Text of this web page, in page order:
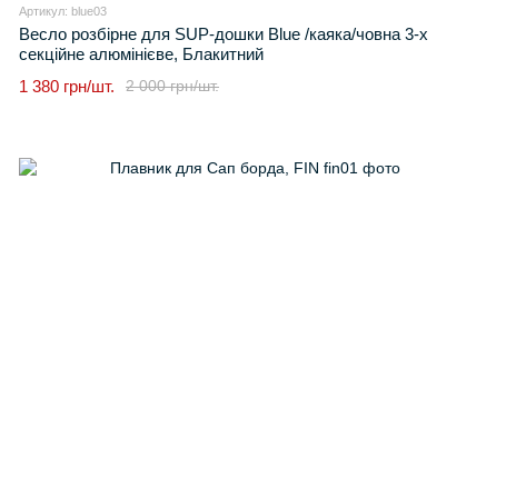
Артикул: blue03
Весло розбірне для SUP-дошки Blue /каяка/човна 3-х
секційне алюмінієве, Блакитний
2 000 грн/шт.
1 380 грн/шт.